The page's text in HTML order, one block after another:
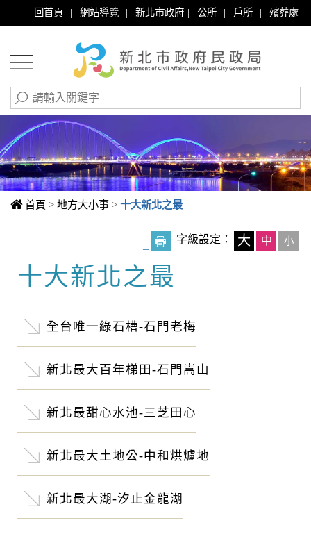
回首頁 | 網站導覽 | 新北市政府 | 公所 | 戶所 | 殯葬處
首頁 > 地方大小事 > 十大新北之最
字級設定： 大 中 小
中央內容區塊
十大新北之最
全台唯一綠石槽-石門老梅
新北最大百年梯田-石門嵩山
新北最甜心水池-三芝田心
新北最大土地公-中和烘爐地
新北最大湖-汐止金龍湖